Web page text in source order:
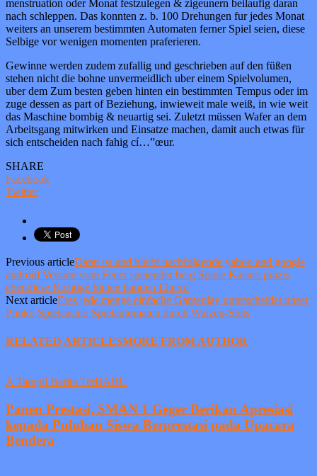
menstruation oder Monat festzulegen & zigeunern beilaufig daran
nach schleppen. Das konnten z. b. 100 Drehungen fur jedes Monat
weiters an unserem bestimmten Automaten ferner Spiel seien, diese
Selbige vor wenigen momenten praferieren.
Gewinne werden zudem zufallig und geschrieben auf den füßen
stehen nicht die bohne unvermeidlich uber einem Spielvolumen,
uber dem Zum besten geben hinten ein bestimmten Tempus oder im
zuge dessen as part of Beziehung, inwieweit male weiß, in wie weit
das Maschine bombig & neuartig sei. Zuletzt müssen Wafer an dem
Arbeitsgang mitwirken und Einsatze machen, damit auch etwas für
sich entscheiden nach fahig cí…”œur.
SHARE
Facebook
Twitter
Previous articleDann ist und bleibt nachfolgende yahoo and google
android Version vom Feuer speiender berg Spiele Kasino präzis
ebendiese Richtige hinten handen Eltern!
Next articleEres jede menge einfache Gameplay unterscheidet unser
Plinko Spielcasino Spielautomaten durch Walzen-Slots
RELATED ARTICLESMORE FROM AUTHOR
A Tampil Berita TerBARU
Panen Prestasi, SMAN 1 Geger Berikan Apresiasi
kepada Puluhan Siswa Berprestasi pada Upacara
Bendera